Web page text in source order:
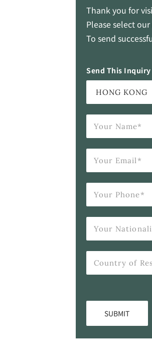
Thank you for
Please select
To send
Send This Inquiry